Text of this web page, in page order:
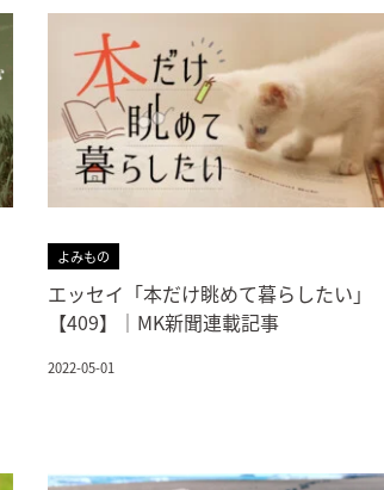
よみもの
エッセイ「本だけ眺めて暮らしたい」
【409】｜MK新聞連載記事
2022-05-01